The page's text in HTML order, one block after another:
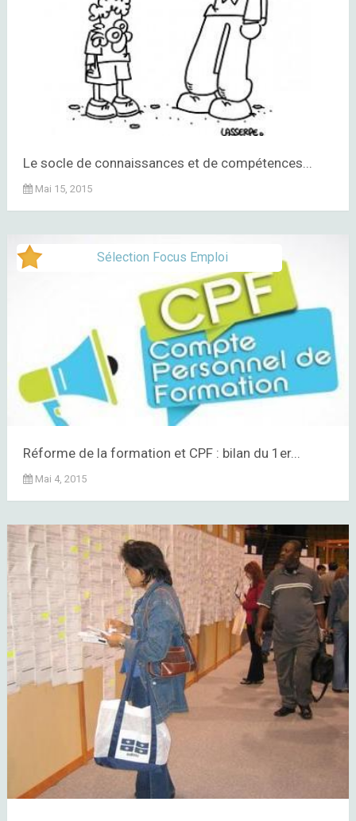
Le socle de connaissances et de compétences...
Mai 15, 2015
Sélection Focus Emploi
Réforme de la formation et CPF : bilan du 1er...
Mai 4, 2015